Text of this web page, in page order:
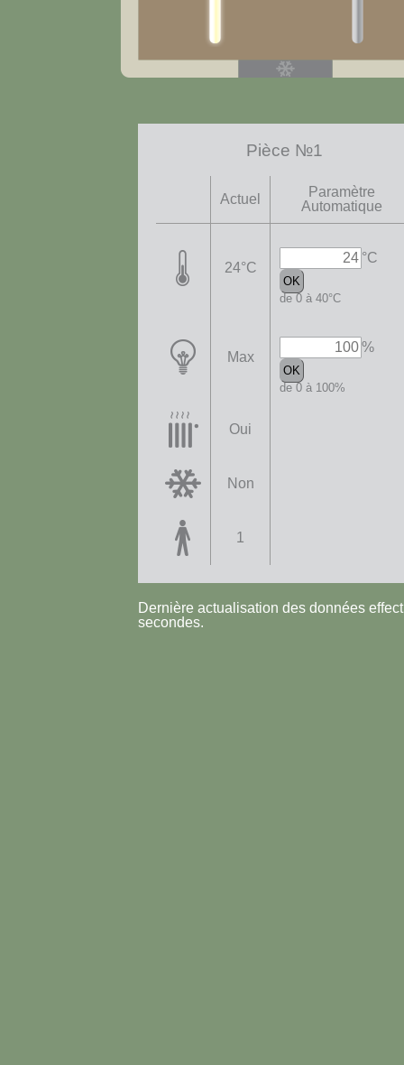
Pièce №1
Actuel
Paramètre
Automatique
24°C
°C
de 0 à 40°C
Max
%
de 0 à 100%
Oui
Non
1
Dernière actualisation des données
secondes.